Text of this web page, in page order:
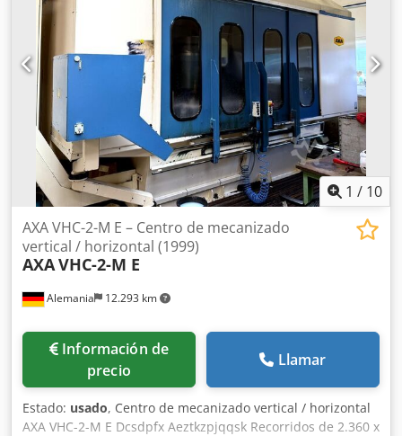
1 / 10
Alemania 12.293 km
AXA VHC-2-M E – Centro de mecanizado
vertical / horizontal (1999)
AXAVHC-2-M E
Información de
precio
Llamar
Estado: usado, Centro de mecanizado vertical / horizontal
AXA VHC-2-M E Dcsdpfx Aeztkzpjqqsk Recorridos de 2.360 x